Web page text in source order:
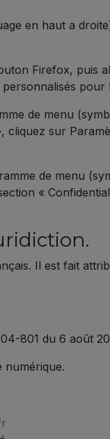
en haut a
Firefox, puis
de menu
sur
de menu
«
Il est fait
801 du 6 août
numérique.